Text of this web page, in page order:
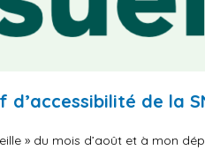
de la
» du mois d’août et à mon